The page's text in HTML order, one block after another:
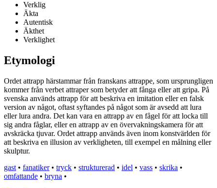
Verklig
Äkta
Autentisk
Äkthet
Verklighet
Etymologi
Ordet attrapp härstammar från franskans attrappe, som ursprungligen
kommer från verbet attraper som betyder att fånga eller att gripa. På
svenska används attrapp för att beskriva en imitation eller en falsk
version av något, oftast syftandes på något som är avsedd att lura
eller lura andra. Det kan vara en attrapp av en fågel för att locka till
sig andra fåglar, eller en attrapp av en övervakningskamera för att
avskräcka tjuvar. Ordet attrapp används även inom konstvärlden för
att beskriva en illusion av verkligheten, till exempel en målning eller
skulptur.
gast • fanatiker• tryck • strukturerad • idel • vass • skrika •
omfattande • bryna •